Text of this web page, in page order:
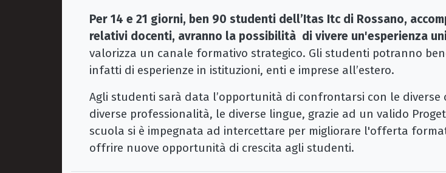
Per 14 e 21 giorni, ben 90 studenti dell’Itas Itc di Rossano,
relativi docenti, avranno la possibilità di vivere un'esperienza
valorizza un canale formativo strategico. Gli studenti potranno
infatti di esperienze in istituzioni, enti e imprese all’estero.
Agli studenti sarà data l’opportunità di confrontarsi con le diverse
diverse professionalità, le diverse lingue, grazie ad un valido
scuola si è impegnata ad intercettare per migliorare l'offerta
offrire nuove opportunità di crescita agli studenti.